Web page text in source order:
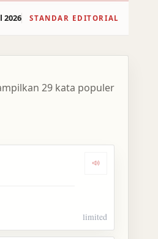
2026 STANDAR EDITORIAL
29 kata populer
る Dengarkan
limited